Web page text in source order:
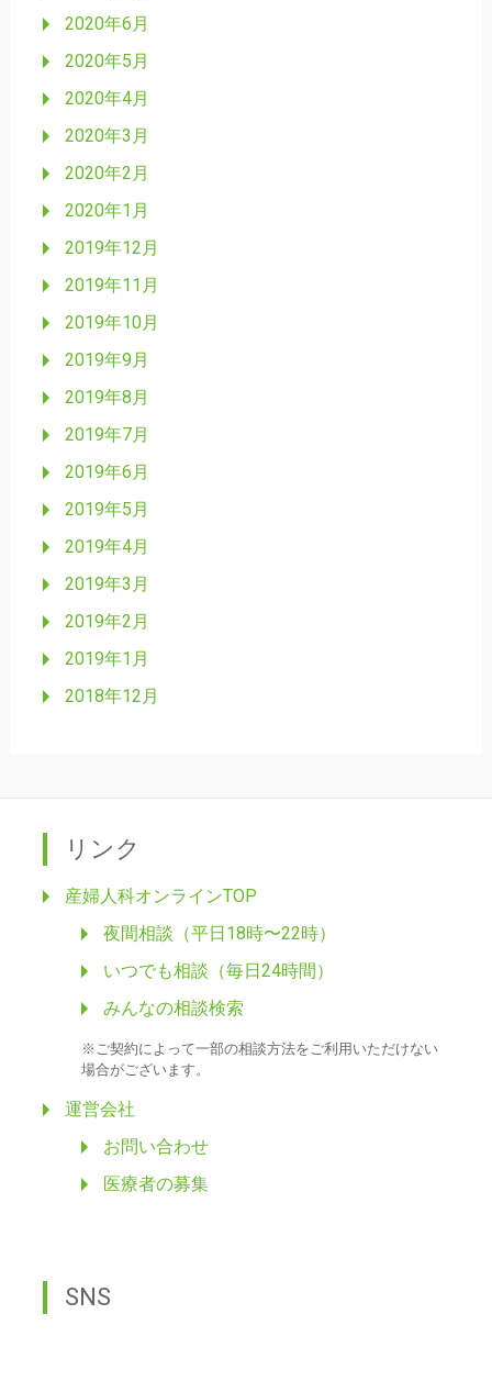
2020年6月
2020年5月
2020年4月
2020年3月
2020年2月
2020年1月
2019年12月
2019年11月
2019年10月
2019年9月
2019年8月
2019年7月
2019年6月
2019年5月
2019年4月
2019年3月
2019年2月
2019年1月
2018年12月
リンク
産婦人科オンラインTOP
夜間相談（平日18時〜22時）
いつでも相談（毎日24時間）
みんなの相談検索
※ご契約によって一部の相談方法をご利用いただけない
場合がございます。
運営会社
お問い合わせ
医療者の募集
SNS